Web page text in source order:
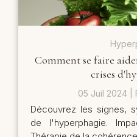
Comment se faire
crises
05 Juil 2024
Découvrez les signes,
de l'hyperphagie.